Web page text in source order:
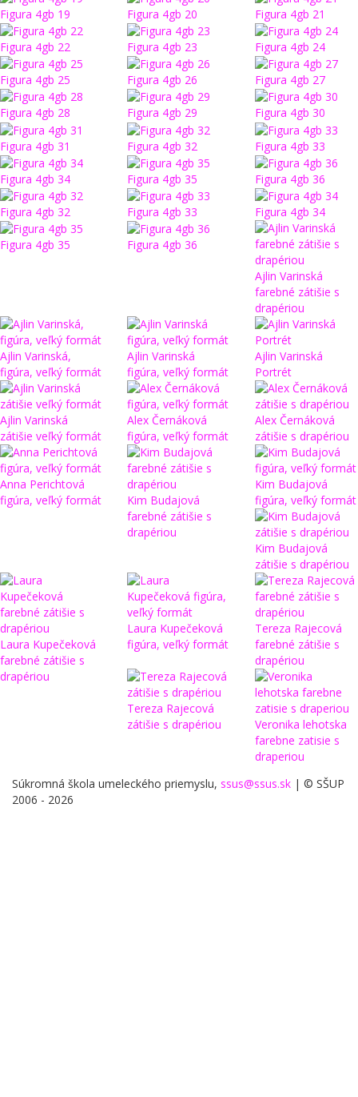
Figura 4gb 19 Figura 4gb 20 Figura 4gb 21
Figura 4gb 22 Figura 4gb 23 Figura 4gb 24
Figura 4gb 25 Figura 4gb 26 Figura 4gb 27
Figura 4gb 28 Figura 4gb 29 Figura 4gb 30
Figura 4gb 31 Figura 4gb 32 Figura 4gb 33
Figura 4gb 34 Figura 4gb 35 Figura 4gb 36
Figura 4gb 32 Figura 4gb 33 Figura 4gb 34
Figura 4gb 35 Figura 4gb 36
Ajlin Varinská
farebné zátišie s
drapériou
Ajlin Varinská,
figúra, veľký formát
Ajlin Varinská
figúra, veľký formát
Ajlin Varinská
Portrét
Ajlin Varinská
zátišie veľký formát
Alex Černáková
figúra, veľký formát
Alex Černáková
zátišie s drapériou
Anna Perichtová
figúra, veľký formát
Kim Budajová
farebné zátišie s
drapériou
Kim Budajová
figúra, veľký formát
Kim Budajová
zátišie s drapériou
Laura Kupečeková
farebné zátišie s
drapériou
Laura Kupečeková
figúra, veľký formát
Tereza Rajecová
farebné zátišie s
drapériou
Tereza Rajecová
zátišie s drapériou
Veronika lehotska
farebne zatisie s
draperiou
Súkromná škola umeleckého priemyslu, ssus@ssus.sk | © SŠUP
2006 - 2026